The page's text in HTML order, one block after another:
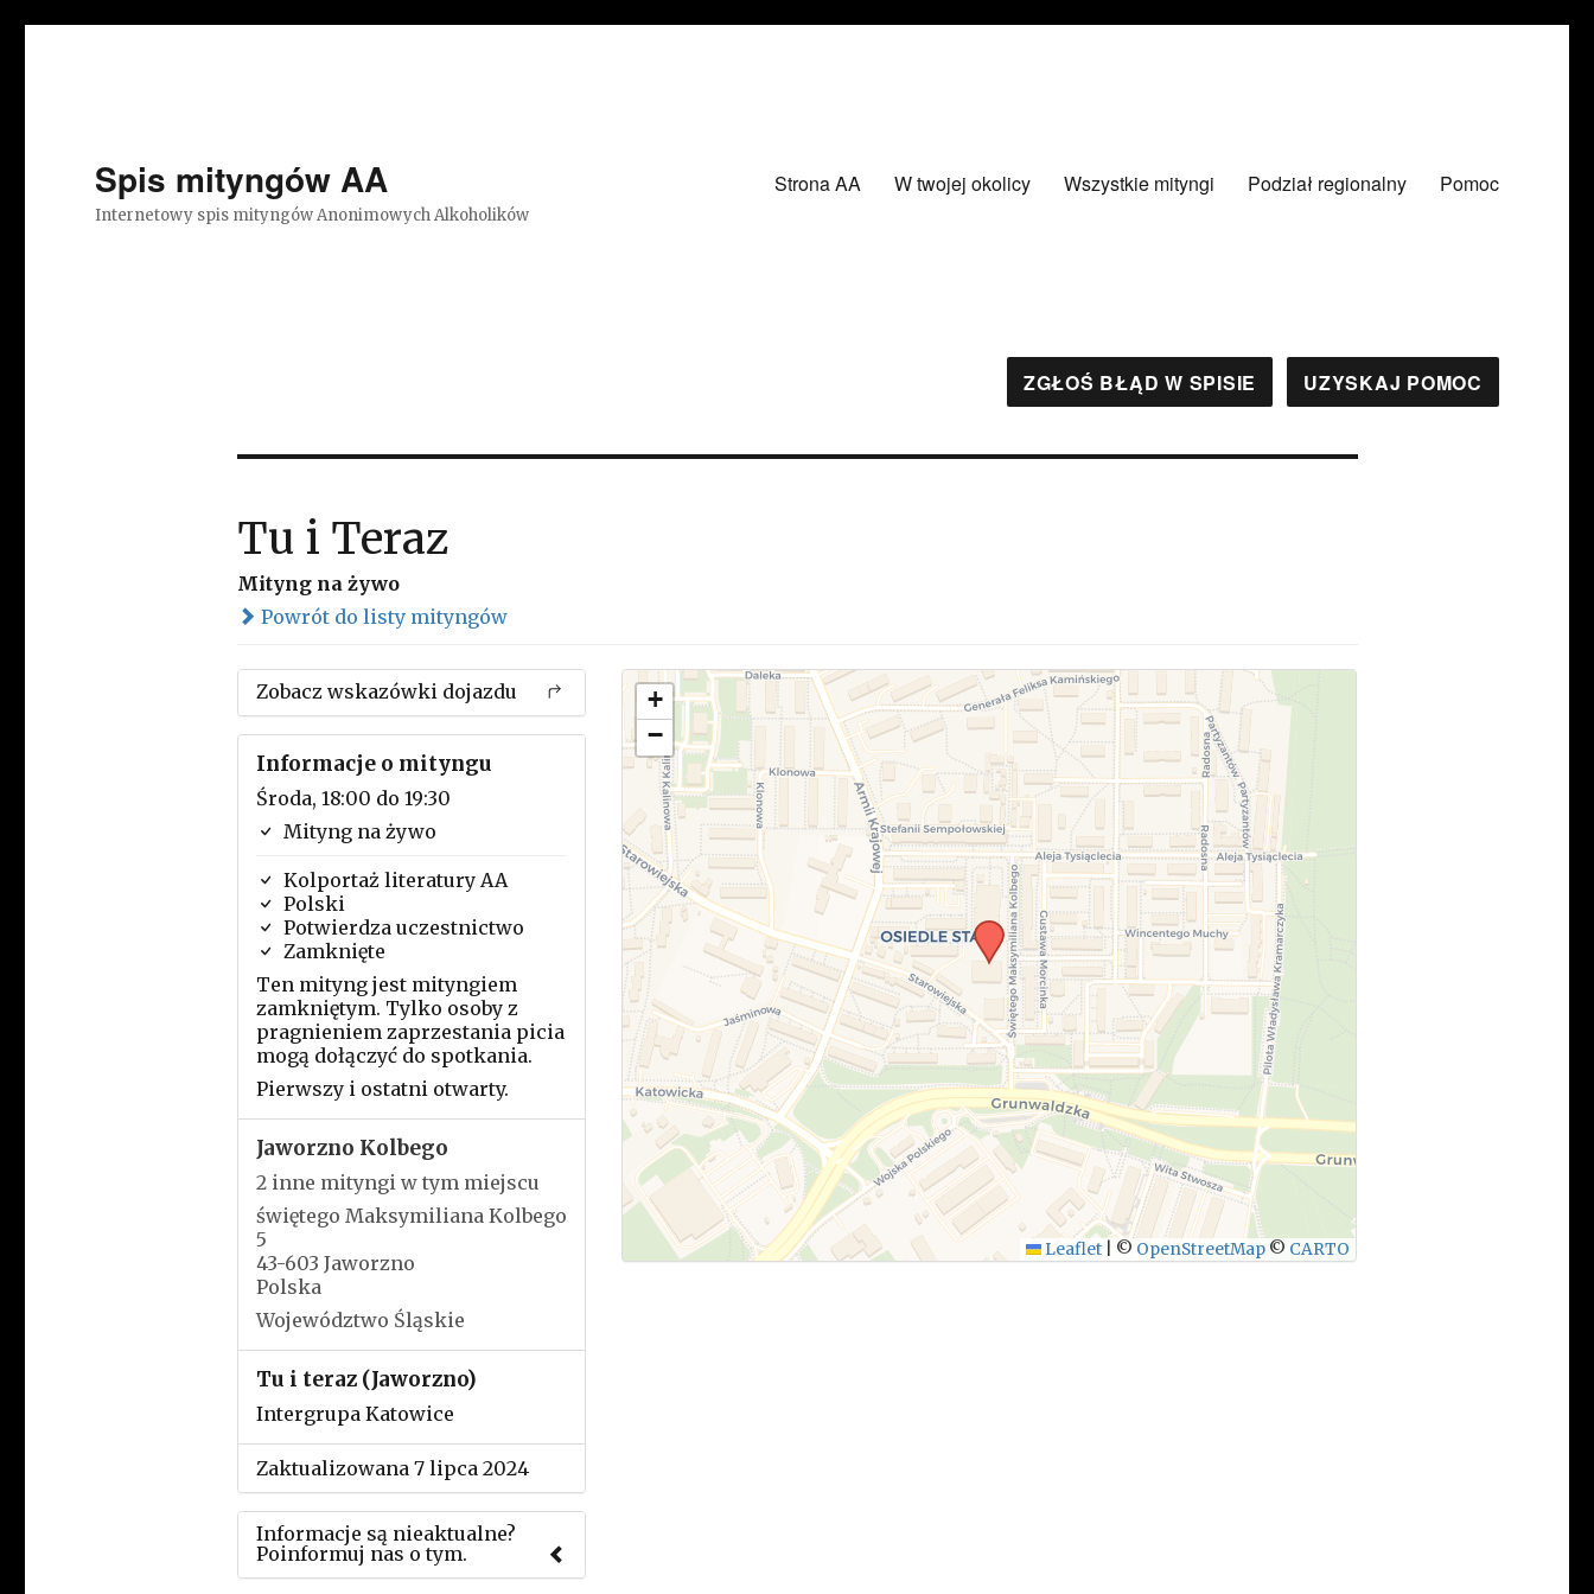
Spis mityngów AA
Internetowy spis mityngów Anonimowych Alkoholików
Strona AA W twojej okolicy Wszystkie mityngi Podział regionalny Pomoc
ZGŁOŚ BŁĄD W SPISIE UZYSKAJ POMOC
Tu i Teraz
Mityng na żywo
Powrót do listy mityngów
Zobacz wskazówki dojazdu
Informacje o mityngu
Środa, 18:00 do 19:30
Mityng na żywo
Kolportaż literatury AA
Polski
Potwierdza uczestnictwo
Zamknięte
Ten mityng jest mityngiem
zamkniętym. Tylko osoby z
pragnieniem zaprzestania picia
mogą dołączyć do spotkania.
Pierwszy i ostatni otwarty.
Jaworzno Kolbego
2 inne mityngi w tym miejscu
świętego Maksymiliana Kolbego
5
43-603 Jaworzno
Polska
Województwo Śląskie
Tu i teraz (Jaworzno)
Intergrupa Katowice
Zaktualizowana 7 lipca 2024
Informacje są nieaktualne?
Poinformuj nas o tym.
+
−
Leaflet © OpenStreetMap © CARTO